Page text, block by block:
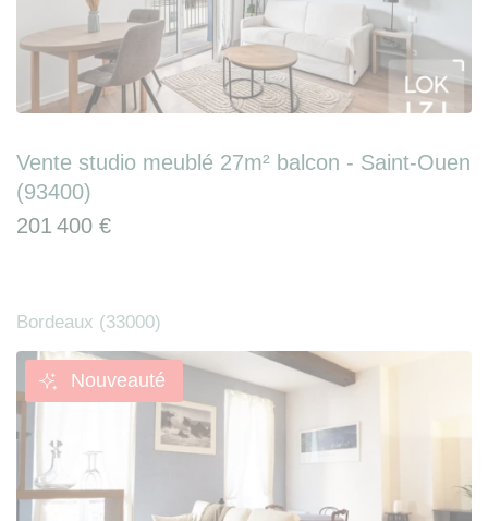
Vente studio meublé 27m² balcon - Saint-Ouen
(93400)
201 400 €
Bordeaux (33000)
Nouveauté